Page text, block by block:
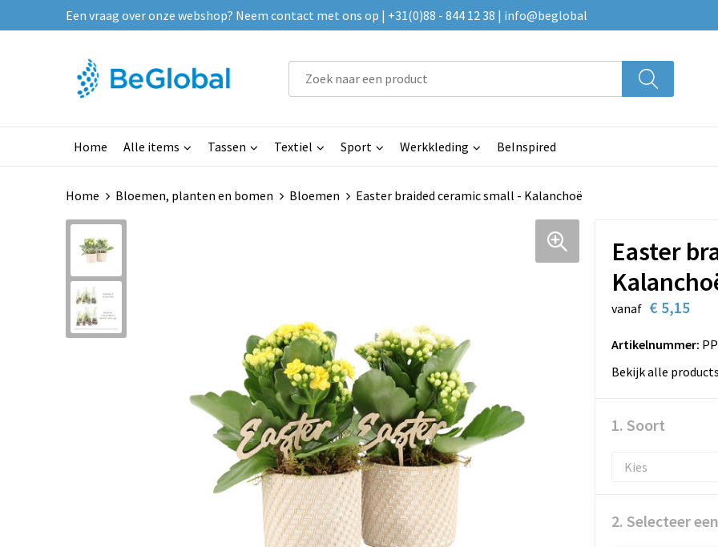
Een vraag over onze webshop? Neem contact met ons op | +31(0)88 - 844 12 38 | info@beglobal
Home Alle items Tassen Textiel Sport Werkkleding BeInspired
Home Bloemen, planten en bomen Bloemen Easter braided ceramic small - Kalanchoë
Easter
vanaf € 5,15
Artikelnummer:
Bekijk alle
1. Soort
2. Selecteer